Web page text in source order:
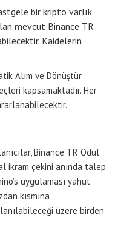
bir kripto varlık
mevcut Binance TR
Kaidelerin
Alım ve Dönüştür
kapsamaktadır. Her
Binance TR Ödül
ikram çekini anında talep
uygulaması yahut
kısmına
üzere birden